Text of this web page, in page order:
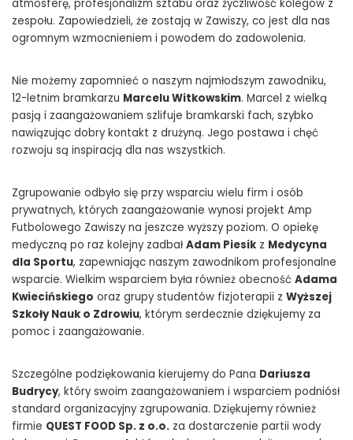
atmosferę, profesjonalizm sztabu oraz życzliwość kolegów z
zespołu. Zapowiedzieli, że zostają w Zawiszy, co jest dla nas
ogromnym wzmocnieniem i powodem do zadowolenia.
Nie możemy zapomnieć o naszym najmłodszym zawodniku,
12-letnim bramkarzu Marcelu Witkowskim. Marcel z wielką
pasją i zaangażowaniem szlifuje bramkarski fach, szybko
nawiązując dobry kontakt z drużyną. Jego postawa i chęć
rozwoju są inspiracją dla nas wszystkich.
Zgrupowanie odbyło się przy wsparciu wielu firm i osób
prywatnych, których zaangażowanie wynosi projekt Amp
Futbolowego Zawiszy na jeszcze wyższy poziom. O opiekę
medyczną po raz kolejny zadbałAdam Piesik z Medycyna
dla Sportu, zapewniając naszym zawodnikom profesjonalne
wsparcie. Wielkim wsparciem była również obecność Adama
Kwiecińskiego oraz grupy studentów fizjoterapii z Wyższej
Szkoły Nauk o Zdrowiu, którym serdecznie dziękujemy za
pomoc i zaangażowanie.
Szczególne podziękowania kierujemy do Pana Dariusza
Budrycy, który swoim zaangażowaniem i wsparciem podniósł
standard organizacyjny zgrupowania. Dziękujemy również
firmie QUEST FOOD Sp. z o.o. za dostarczenie partii wody